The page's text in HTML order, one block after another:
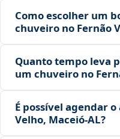
Como escolher um
chuveiro no Fernão
Quanto tempo leva
um chuveiro no
É possível agendar
Velho, Maceió‑AL?